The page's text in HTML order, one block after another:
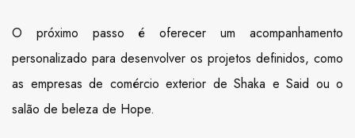
O próximo passo é oferecer um acompanhamento
personalizado para desenvolver os projetos definidos, como
as empresas de comércio exterior de Shaka e Said ou o
salão de beleza de Hope.